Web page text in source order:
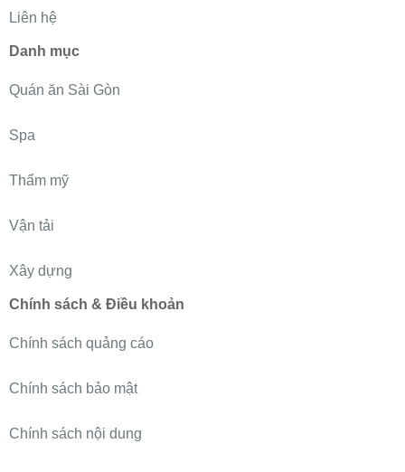
Liên hệ
Danh mục
Quán ăn Sài Gòn
Spa
Thẩm mỹ
Vận tải
Xây dựng
Chính sách & Điều khoản
Chính sách quảng cáo
Chính sách bảo mật
Chính sách nội dung